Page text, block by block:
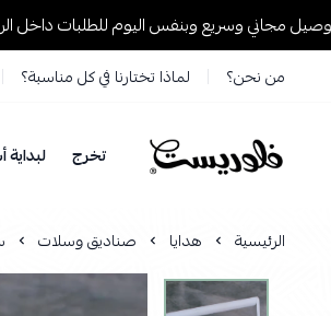
وسريع وبنفس اليوم للطلبات داخل الرياض للطلبات
من نحن؟ لماذا تختارنا في كل مناسبة؟
فلوريست Florist تخرج
الرئيسية هدايا صناديق وسلات